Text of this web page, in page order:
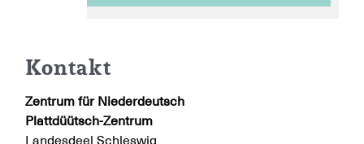
Kontakt
Kontakt
Kontakt
Zentrum für Niederdeutsch
Plattdüütsch-Zentrum